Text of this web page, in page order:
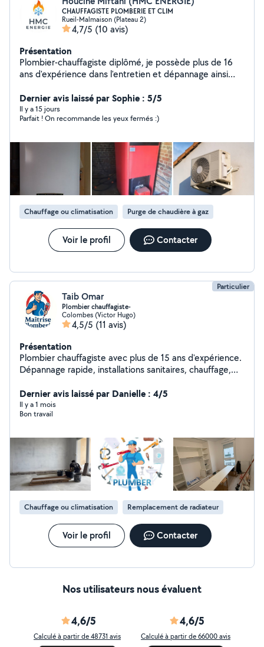
CHAUFFAGISTE PLOMBERIE ET CLIM
Rueil-Malmaison (Plateau 2)
4,7/5 (10 avis)
Présentation
Plombier-chauffagiste diplômé, je possède plus de 16
ans d'expérience dans l'entretien et dépannage ainsi
collectives. J'interviens également sur les installations
de climatisation et les pompes a chaleur. Je me
déplace à votre adresse avec tout mon outillage
toute l'île de France.
Dernier avis laissé par Sophie : 5/5
Il y a 15 jours
Parfait ! On recommande les yeux fermés :)
Chauffage ou climatisation Purge de chaudière à gaz
Voir le profil Contacter
Particulier
Taib Omar
Plombier chauffagiste-
Colombes (Victor Hugo)
4,5/5 (11 avis)
Présentation
Plombier chauffagiste avec plus de 15 ans d'expérience.
Dépannage rapide, installations sanitaires, chauffage,
Travail propre, sérieux et soigné. Disponible dans Paris
et aux alentours.
Dernier avis laissé par Danielle : 4/5
Il y a 1 mois
Bon travail
Chauffage ou climatisation Remplacement de radiateur
Voir le profil Contacter
Nos utilisateurs nous évaluent
4,6/5
Calculé à partir de 48731 avis
4,6/5
Calculé à partir de 66000 avis